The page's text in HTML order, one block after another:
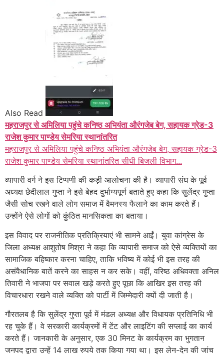
Also Read
महराजपुर से अमिलिया पहुंचे कनिष्ठ अभियंता औरंगजेब बेग, सहायक ग्रेड-3
राजेश कुमार पाण्डेय सेमरिया स्थानांतरित
महराजपुर से अमिलिया पहुंचे कनिष्ठ अभियंता औरंगजेब बेग, सहायक ग्रेड-3
राजेश कुमार पाण्डेय सेमरिया स्थानांतरित सीधी बिजली विभाग...
व्यापारी वर्ग ने इस टिप्पणी की कड़ी आलोचना की है। व्यापारी संघ के पूर्व
अध्यक्ष छेदीलाल गुप्ता ने इसे बेहद दुर्भाग्यपूर्ण बताते हुए कहा कि सुलेंद्र गुप्ता
जैसी सोच रखने वाले लोग समाज में वैमनस्य फैलाने का काम करते हैं।
उन्होंने ऐसे लोगों को कुंठित मानसिकता का बताया।
इस विवाद पर राजनीतिक प्रतिक्रियाएं भी सामने आईं। युवा कांग्रेस के
जिला अध्यक्ष आशुतोष मिश्रा ने कहा कि व्यापारी समाज को ऐसे व्यक्तियों का
सामाजिक बहिष्कार करना चाहिए, ताकि भविष्य में कोई भी इस तरह की
असंवैधानिक बातें करने का साहस न कर सके। वहीं, वरिष्ठ अधिवक्ता अनिल
तिवारी ने भाजपा पर सवाल खड़े करते हुए पूछा कि आखिर इस तरह की
विचारधारा रखने वाले व्यक्ति को पार्टी में जिम्मेदारी क्यों दी जाती है।
गौरतलब है कि सुलेंद्र गुप्ता पूर्व में मंडल अध्यक्ष और विधायक प्रतिनिधि भी
रह चुके हैं। वे सरकारी कार्यक्रमों में टेंट और लाइटिंग की सप्लाई का कार्य
करते हैं। जानकारी के अनुसार, एक 30 मिनट के कार्यक्रम का भुगतान
जनपद द्वारा उन्हें 14 लाख रुपये तक किया गया था। इस लेन-देन की जांच